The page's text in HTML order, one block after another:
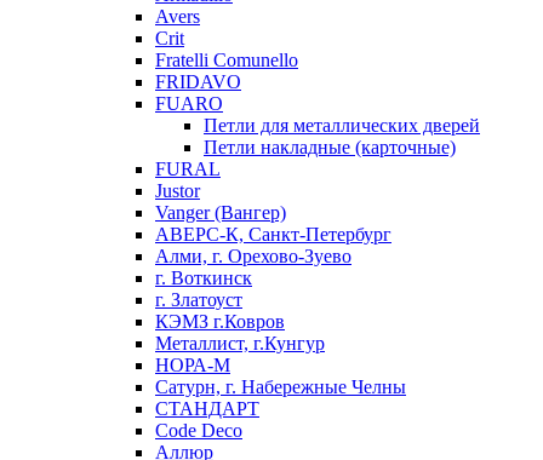
Avers
Crit
Fratelli Comunello
FRIDAVO
FUARO
Петли для металлических дверей
Петли накладные (карточные)
FURAL
Justor
Vanger (Вангер)
АВЕРС-К, Санкт-Петербург
Алми, г. Орехово-Зуево
г. Воткинск
г. Златоуст
КЭМЗ г.Ковров
Металлист, г.Кунгур
НОРА-М
Сатурн, г. Набережные Челны
СТАНДАРТ
Code Deco
Аллюр